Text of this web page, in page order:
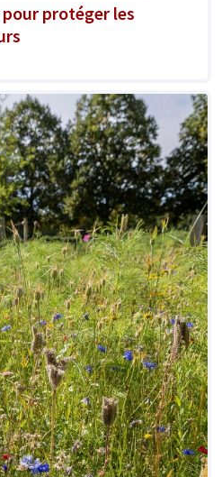
protéger les